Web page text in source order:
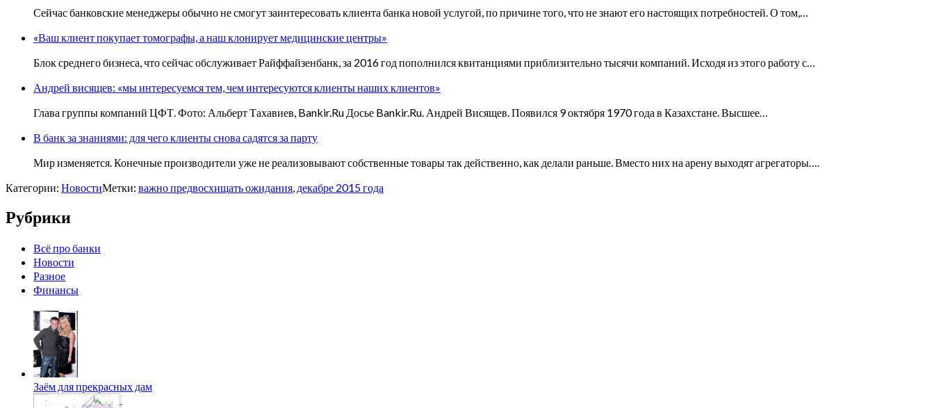
Сейчас банковские менеджеры обычно не смогут заинтересовать клиента банка новой услугой, по причине того, что не знают его настоящих потребностей. О том,…
«Ваш клиент покупает томографы, а наш клонирует медицинские центры»
Блок среднего бизнеса, что сейчас обслуживает Райффайзенбанк, за 2016 год пополнился квитанциями приблизительно тысячи компаний. Исходя из этого работу с…
Андрей висящев: «мы интересуемся тем, чем интересуются клиенты наших клиентов»
Глава группы компаний ЦФТ. Фото: Альберт Тахавиев, Bankir.Ru Досье Bankir.Ru. Андрей Висящев. Появился 9 октября 1970 года в Казахстане. Высшее…
В банк за знаниями: для чего клиенты снова садятся за парту
Мир изменяется. Конечные производители уже не реализовывают собственные товары так действенно, как делали раньше. Вместо них на арену выходят агрегаторы….
Категории: НовостиМетки: важно предвосхищать ожидания, декабре 2015 года
Рубрики
Всё про банки
Новости
Разное
Финансы
Заём для прекрасных дам